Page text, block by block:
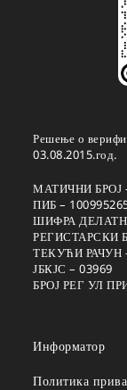
Решење о
03.08.2015.год.
МАТИЧНИ БРОЈ
ПИБ –
ШИФРА
РЕГИСТАРСКИ
ТЕКУЋИ РАЧУН
ЈБКЈС – 03969
БРОЈ РЕГ УЛ
Информатор
Политика